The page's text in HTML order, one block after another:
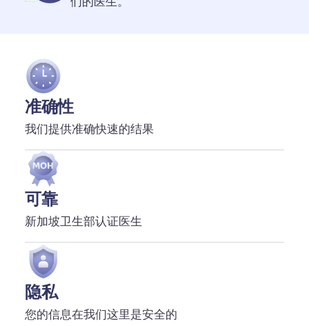
准确性
我们提供准确快速的结果
可靠
新加坡卫生部认证医生
隐私
您的信息在我们这里是安全的